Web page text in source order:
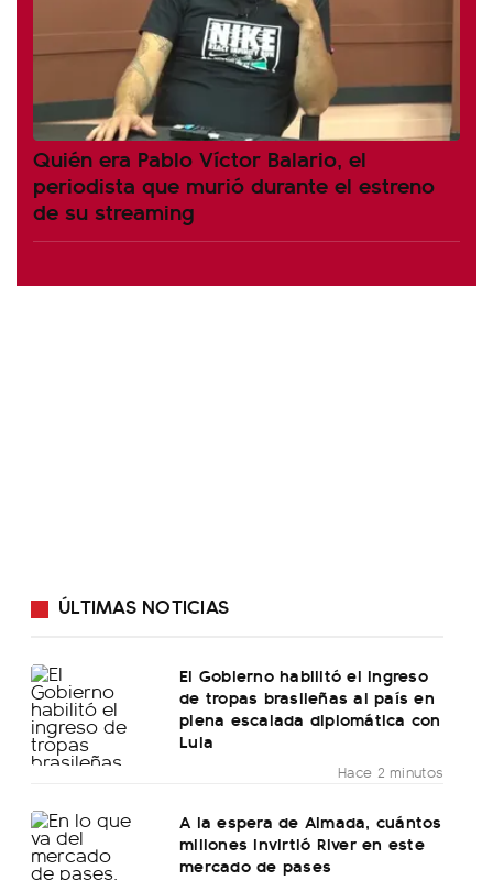
Quién era Pablo Víctor Balario, el
periodista que murió durante el estreno
de su streaming
ÚLTIMAS NOTICIAS
El Gobierno habilitó el ingreso
de tropas brasileñas al país en
plena escalada diplomática con
Lula
Hace 2 minutos
A la espera de Almada, cuántos
millones invirtió River en este
mercado de pases